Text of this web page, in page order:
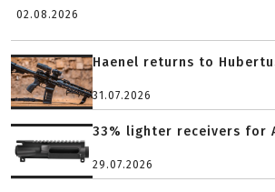
02.08.2026
Haenel returns to
31.07.2026
33% lighter receivers for
29.07.2026